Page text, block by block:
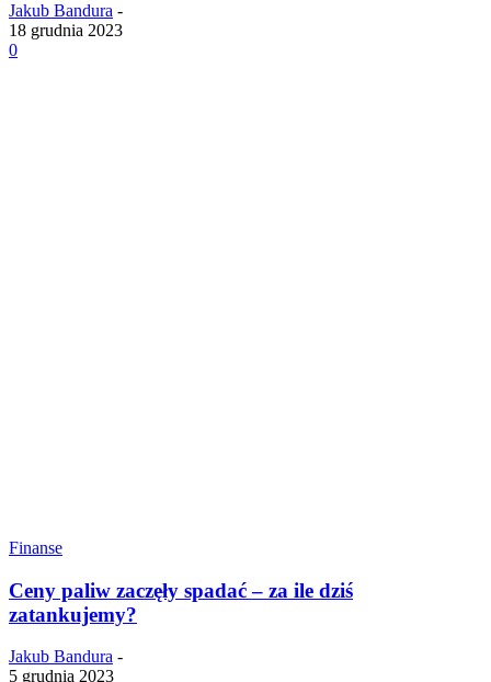
Jakub Bandura -
18 grudnia 2023
0
Finanse
Ceny paliw zaczęły spadać – za ile dziś
zatankujemy?
Jakub Bandura -
5 grudnia 2023